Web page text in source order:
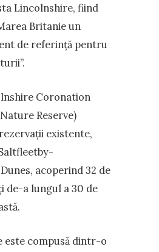
Lincolnshire, fiind
Britanie un
de referință pentru
Coronation
Reserve)
existente,
acoperind 32 de
de-a lungul a 30 de
este compusă dintr-o